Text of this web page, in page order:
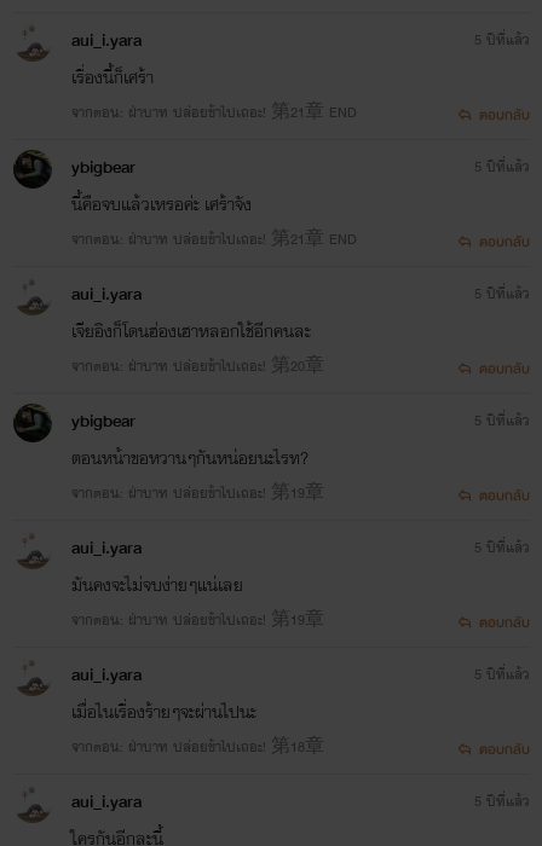
aui_i.yara
เรื่องนี้ก็เศร้า
จากตอน: ฝ่าบาท ปล่อยข้าไปเถอะ! 第21章 END
5 ปีที่แล้ว
ตอบกลับ
ybigbear
นี้คือจบแล้วเหรอค่ะ เศร้าจัง
จากตอน: ฝ่าบาท ปล่อยข้าไปเถอะ! 第21章 END
5 ปีที่แล้ว
ตอบกลับ
aui_i.yara
เจียอิงก็โดนฮ่องเฮาหลอกใช้อีกคนละ
จากตอน: ฝ่าบาท ปล่อยข้าไปเถอะ! 第20章
5 ปีที่แล้ว
ตอบกลับ
ybigbear
ตอนหน้าขอหวานๆกันหน่อยนะไรท?
จากตอน: ฝ่าบาท ปล่อยข้าไปเถอะ! 第19章
5 ปีที่แล้ว
ตอบกลับ
aui_i.yara
มันคงจะไม่จบง่ายๆแน่เลย
จากตอน: ฝ่าบาท ปล่อยข้าไปเถอะ! 第19章
5 ปีที่แล้ว
ตอบกลับ
aui_i.yara
เมื่อไนเรื่องร้ายๆจะผ่านไปนะ
จากตอน: ฝ่าบาท ปล่อยข้าไปเถอะ! 第18章
5 ปีที่แล้ว
ตอบกลับ
aui_i.yara
ใครกันอีกละนี้
5 ปีที่แล้ว